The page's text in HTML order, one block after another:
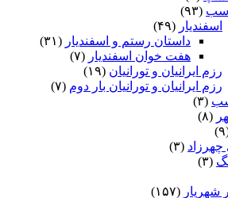
(۹۳)
اسفندیار (۴۹)
داستان رستم و اسفندیار (۳۱)
هفت خوان اسفندیار (۷)
رزم ایرانیان و تورانیان (۱۹)
رزم ایرانیان و تورانیان بار دوم (۷)
(۳)
(۸)
(۳)
(۳)
شهریار (۱۵۷)